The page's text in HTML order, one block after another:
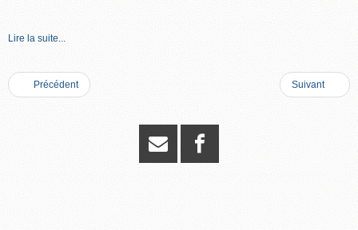
Lire la suite...
Précédent Suivant